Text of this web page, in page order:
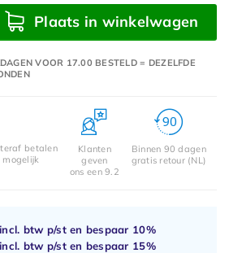
Plaats in winkelwagen
VOOR 17.00 BESTELD = DEZELFDE
betalen
mogelijk
Klanten
geven
ons een 9.2
Binnen 90 dagen
gratis retour (NL)
btw p/st en bespaar 10%
incl. btw p/st en bespaar 15%